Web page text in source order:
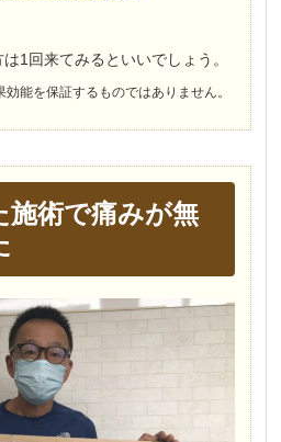
1回来てみるといいでしょう。
能を保証するものではありません。
施術で痛みが無